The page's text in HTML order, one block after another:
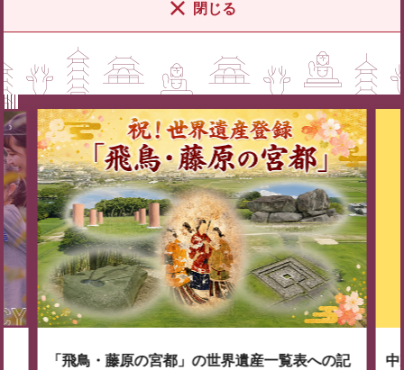
閉じる
「飛鳥・藤原の宮都」の世界遺産一覧表への記
中